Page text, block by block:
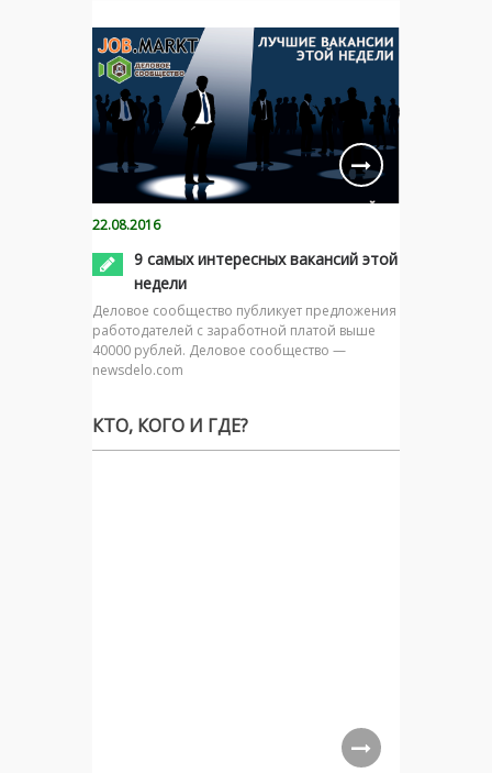
22.08.2016
9 самых интересных вакансий этой
недели
Деловое сообщество публикует предложения
работодателей с заработной платой выше
40000 рублей. Деловое сообщество —
newsdelo.com
КТО, КОГО И ГДЕ?